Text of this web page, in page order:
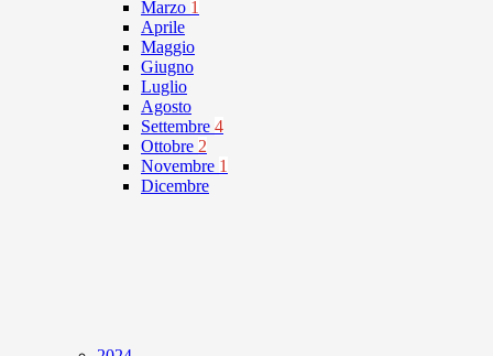
Marzo 1
Aprile
Maggio
Giugno
Luglio
Agosto
Settembre 4
Ottobre 2
Novembre 1
Dicembre